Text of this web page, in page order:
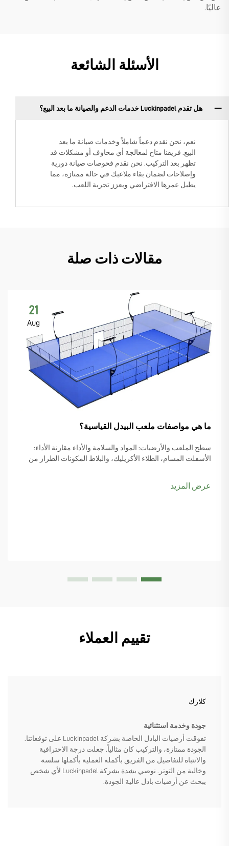
عاليًا.
الأسئلة الشائعة
هل تقدم Luckinpadel خدمات الدعم والصيانة ما بعد البيع؟
نعم، نحن نقدم دعماً شاملاً وخدمات صيانة ما بعد
البيع. فريقنا متاح لمعالجة أي مخاوف أو مشكلات قد
تظهر بعد التركيب. نحن نقدم فحوصات صيانة دورية
وإصلاحات لضمان بقاء ملاعبك في حالة ممتازة، مما
يطيل عمرها الافتراضي ويعزز تجربة اللعب.
مقالات ذات صلة
21
Aug
ما هي مواصفات ملعب البيدل القياسية؟
سطح الملعب والأرضيات: المواد والسلامة والأداء مقارنة الأداء:
الأسفلت المسام، الطلاء الأكريليك، والبلاط المكونات الطراز من
عرض المزيد
تقييم العملاء
كلارك
جودة وخدمة استثنائية
تفوقت أرضيات البادل الخاصة بشركة Luckinpadel على توقعاتنا.
الجودة ممتازة، والتركيب كان مثالياً. جعلت درجة الاحترافية
والانتباه للتفاصيل من الفريق بأكمله العملية بأكملها سلسة
وخالية من التوتر. نوصي بشدة بشركة Luckinpadel لأي شخص
يبحث عن أرضيات بادل عالية الجودة.